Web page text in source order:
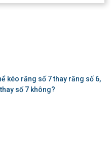
kéo răng số 7 thay răng số 6,
số 7 không?